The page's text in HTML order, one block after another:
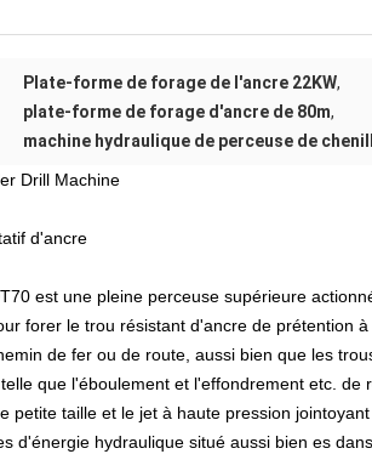
Plate-forme de forage de l'ancre 22KW,
plate-forme de forage d'ancre de 80m,
machine hydraulique de perceuse de
Drill Machine
d'ancre
est une pleine perceuse supérieure
forer le trou résistant d'ancre de prétention
de fer ou de route, aussi bien que les
que l'éboulement et l'effondrement etc. de
petite taille et le jet à haute pression
d'énergie hydraulique situé aussi bien es